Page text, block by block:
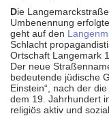
Die
Umbenennung
geht auf den
Schlacht
Ortschaft Langemark
Der neue
bedeutende jüdische
Einstein“, nach der
dem 19. Jahrhundert
religiös aktiv und